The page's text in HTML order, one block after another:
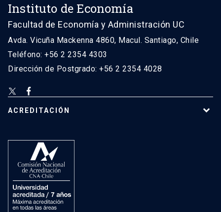
Instituto de Economía
Facultad de Economía y Administración UC
Avda. Vicuña Mackenna 4860, Macul. Santiago, Chile
Teléfono: +56 2 2354 4303
Dirección de Postgrado: +56 2 2354 4028
ACREDITACIÓN